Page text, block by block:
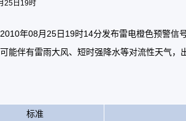
25日19时
年08月25日19时14分发布雷电橙色预警信
能伴有雷雨大风、短时强降水等对流性天气，
标准